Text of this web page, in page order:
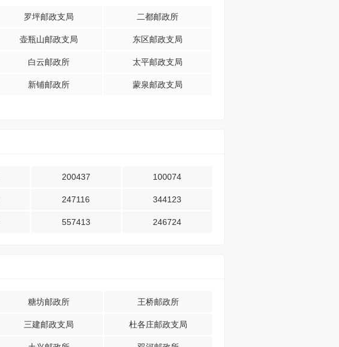
罗坪邮政支局 二都邮政所
壶瓶山邮政支局 东区邮政支局
白云邮政所 太平邮政支局
新铺邮政所 蒙泉邮政支局
200437 100074
247116 344123
557413 246724
糖坊邮政所 王桥邮政所
三建邮政支局 杜各庄邮政支局